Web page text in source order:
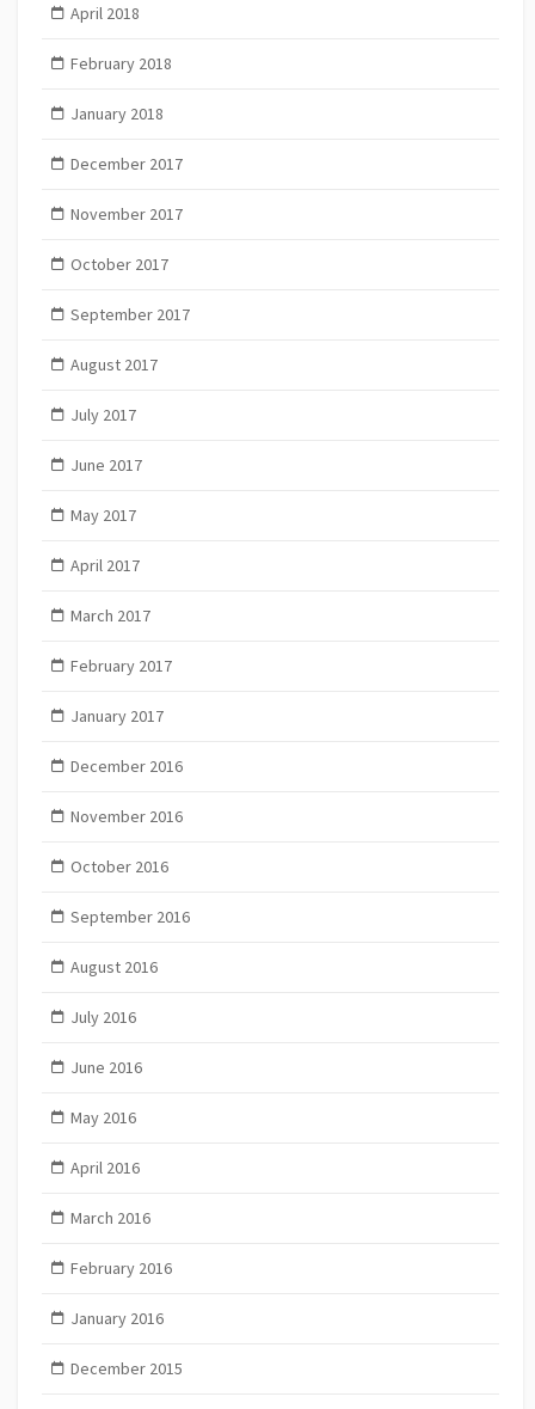
April 2018
February 2018
January 2018
December 2017
November 2017
October 2017
September 2017
August 2017
July 2017
June 2017
May 2017
April 2017
March 2017
February 2017
January 2017
December 2016
November 2016
October 2016
September 2016
August 2016
July 2016
June 2016
May 2016
April 2016
March 2016
February 2016
January 2016
December 2015